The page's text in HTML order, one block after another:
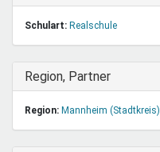
Schulart: Realschule
Ausblenden
Region, Partner
Region: Mannheim (Stadtkreis)